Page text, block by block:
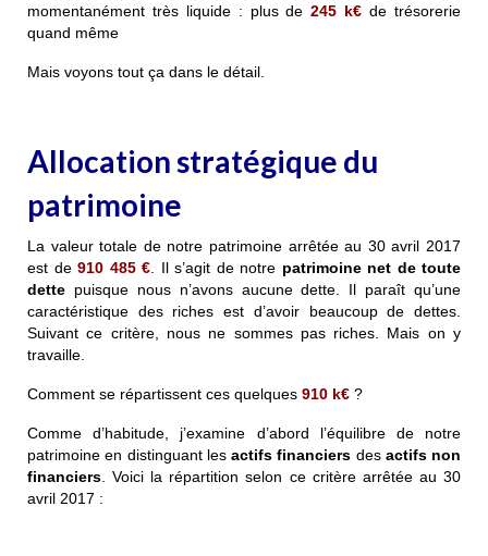
momentanément très liquide : plus de 245 k€de trésorerie
quand même
Mais voyons tout ça dans le détail.
Allocation stratégique du
patrimoine
La valeur totale de notre patrimoine arrêtée au 30 avril 2017
est de 910 485 € . Il s’agit de notre patrimoine net de toute
dette puisque nous n’avons aucune dette. Il paraît qu’une
caractéristique des riches est d’avoir beaucoup de dettes.
Suivant ce critère, nous ne sommes pas riches. Mais on y
travaille.
Comment se répartissent ces quelques 910 k€ ?
Comme d’habitude, j’examine d’abord l’équilibre de notre
patrimoine en distinguant les actifs financiers des actifs non
financiers . Voici la répartition selon ce critère arrêtée au 30
avril 2017 :